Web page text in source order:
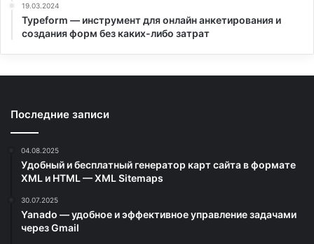
19.03.2024
Typeform — инструмент для онлайн анкетирования и
создания форм без каких-либо затрат
Последние записи
04.08.2025
Удобный и бесплатный генератор карт сайта в формате
XML и HTML — XML Sitemaps
30.07.2025
Yanado — удобное и эффективное управление задачами
через Gmail